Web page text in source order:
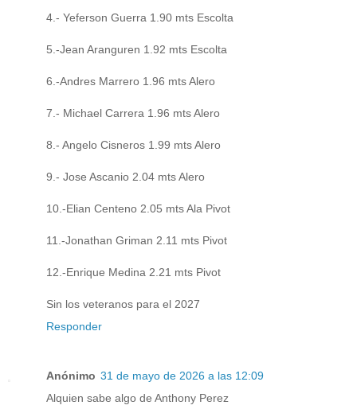
4.- Yeferson Guerra 1.90 mts Escolta
5.-Jean Aranguren 1.92 mts Escolta
6.-Andres Marrero 1.96 mts Alero
7.- Michael Carrera 1.96 mts Alero
8.- Angelo Cisneros 1.99 mts Alero
9.- Jose Ascanio 2.04 mts Alero
10.-Elian Centeno 2.05 mts Ala Pivot
11.-Jonathan Griman 2.11 mts Pivot
12.-Enrique Medina 2.21 mts Pivot
Sin los veteranos para el 2027
Responder
Anónimo 31 de mayo de 2026 a las 12:09
Alquien sabe algo de Anthony Perez